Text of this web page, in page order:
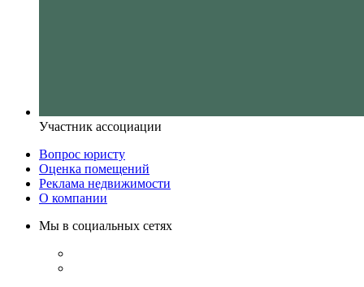
Участник ассоциации
Вопрос юристу
Оценка помещений
Реклама недвижимости
О компании
Мы в социальных сетях